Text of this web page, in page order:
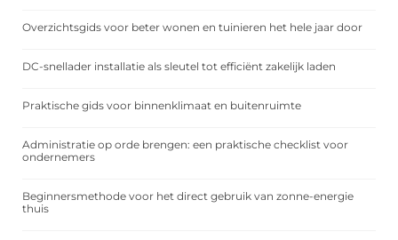
Overzichtsgids voor beter wonen en tuinieren het hele jaar door
DC-snellader installatie als sleutel tot efficiënt zakelijk laden
Praktische gids voor binnenklimaat en buitenruimte
Administratie op orde brengen: een praktische checklist voor
ondernemers
Beginnersmethode voor het direct gebruik van zonne-energie
thuis